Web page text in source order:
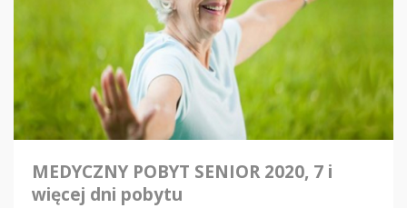
MEDYCZNY POBYT SENIOR 2020, 7 i
więcej dni pobytu